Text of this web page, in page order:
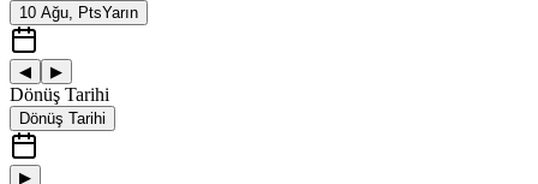
10 Ağu, PtsYarın
◀ ▶
Dönüş Tarihi
Dönüş Tarihi
▶